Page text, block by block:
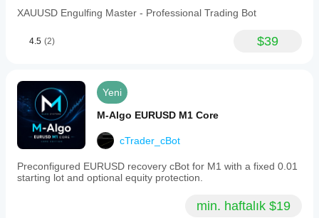
XAUUSD Engulfing Master - Professional Trading Bot
4.5 (2) $39
Yeni
M-Algo EURUSD M1 Core
cTrader_cBot
Preconfigured EURUSD recovery cBot for M1 with a fixed 0.01
starting lot and optional equity protection.
min. haftalık $19